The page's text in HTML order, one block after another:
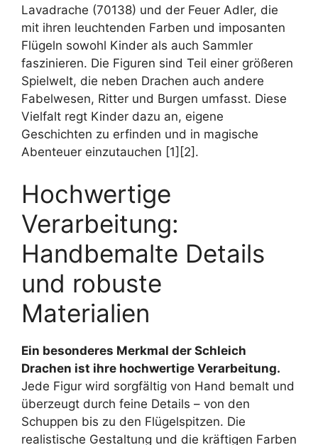
Lavadrache (70138) und der Feuer Adler, die
mit ihren leuchtenden Farben und imposanten
Flügeln sowohl Kinder als auch Sammler
faszinieren. Die Figuren sind Teil einer größeren
Spielwelt, die neben Drachen auch andere
Fabelwesen, Ritter und Burgen umfasst. Diese
Vielfalt regt Kinder dazu an, eigene
Geschichten zu erfinden und in magische
Abenteuer einzutauchen [1][2].
Hochwertige
Verarbeitung:
Handbemalte Details
und robuste
Materialien
Ein besonderes Merkmal der Schleich
Drachen ist ihre hochwertige Verarbeitung.
Jede Figur wird sorgfältig von Hand bemalt und
überzeugt durch feine Details – von den
Schuppen bis zu den Flügelspitzen. Die
realistische Gestaltung und die kräftigen Farben